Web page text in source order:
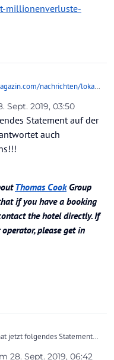
millionenverluste-
nachrichten/lokale
thomas-cook.html
Sept. 2019, 03:50
von
Statement auf der
auch
Thomas CookGroup
if you have a booking
the hotel directly. If
please get in
jetzt folgendes Statement
28. Sept. 2019, 06:42